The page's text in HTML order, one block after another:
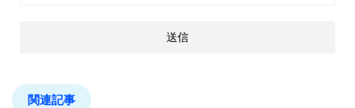
関連記事